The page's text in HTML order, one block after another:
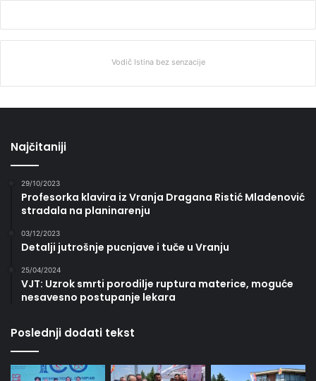
Vodič Istina bez senzacije
Najčitaniji
29/10/2023
Profesorka klavira iz Vranja Dragana Ristić Mladenović
stradala na planinarenju
03/12/2023
Detalji jutrošnje pucnjave i tuče u Vranju
25/04/2024
VJT: Uzrok smrti porodilje ruptura materice, moguće
nesavesno postupanje lekara
Poslednji dodati tekst